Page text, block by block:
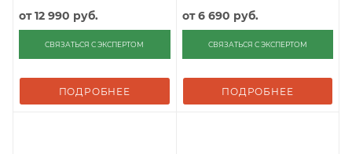
от12 990 руб.
СВЯЗАТЬСЯ С ЭКСПЕРТОМ
ПОДРОБНЕЕ
от6 690 руб.
СВЯЗАТЬСЯ С ЭКСПЕРТОМ
ПОДРОБНЕЕ